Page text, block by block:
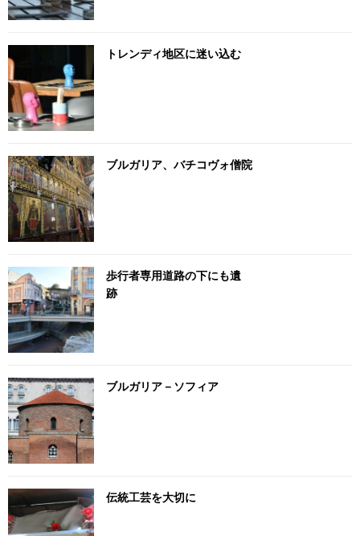
トレンディ地区に迷い込む
ブルガリア、バチコヴォ僧院
歩行者専用道路の下にも遺
跡
ブルガリア－ソフィア
伝統工芸を大切に